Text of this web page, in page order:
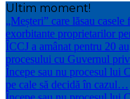
Ultim moment!
„Meșteri” care lăsau
exorbitante proprietarilor
ÎCCJ a amânat pentru 20
procesului cu Guvernul
Începe sau nu procesul lui
pe cale să decidă în cazul…